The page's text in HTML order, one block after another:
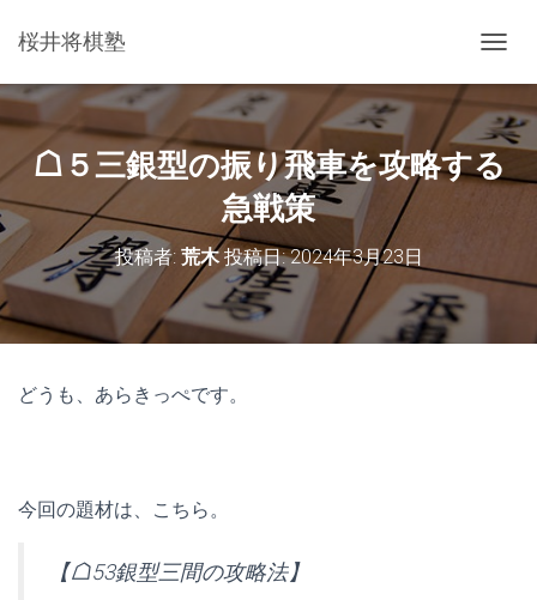
桜井将棋塾
ビ
ー
シ
ョ
替
☖５三銀型の振り飛車を攻略する
急戦策
投稿者: 荒木投稿日:2024年3月23日
どうも、あらきっぺです。
今回の題材は、こちら。
【☖53銀型三間の攻略法】